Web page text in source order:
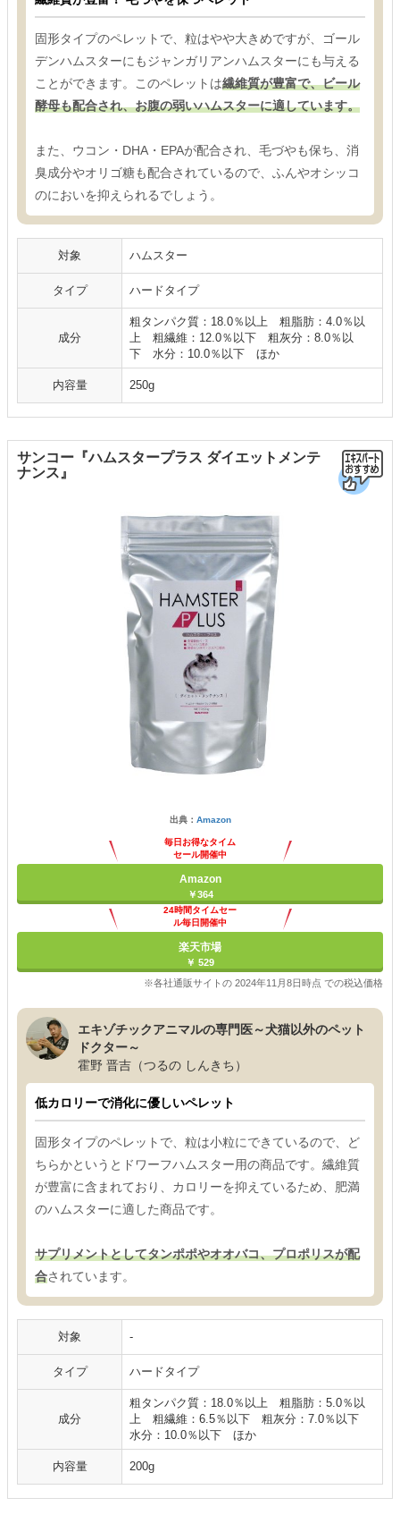
固形タイプのペレットで、粒はやや大きめですが、ゴール
デンハムスターにもジャンガリアンハムスターにも与える
ことができます。このペレットは繊維質が豊富で、ビール
酵母も配合され、お腹の弱いハムスターに適しています。
また、ウコン・DHA・EPAが配合され、毛づやも保ち、消
臭成分やオリゴ糖も配合されているので、ふんやオシッコ
のにおいを抑えられるでしょう。
対象 ハムスター
タイプ ハードタイプ
成分
粗タンパク質：18.0％以上 粗脂肪：4.0％以
上 粗繊維：12.0％以下 粗灰分：8.0％以
下 水分：10.0％以下 ほか
内容量 250g
サンコー『ハムスタープラス ダイエットメンテ
ナンス』
出典： Amazon
毎日お得なタイム
セール開催中
Amazon
￥364
24時間タイムセー
ル毎日開催中
楽天市場
￥ 529
※各社通販サイトの 2024年11月8日時点 での税込価格
エキゾチックアニマルの専門医～犬猫以外のペット
ドクター～
霍野 晋吉（つるの しんきち）
低カロリーで消化に優しいペレット
固形タイプのペレットで、粒は小粒にできているので、ど
ちらかというとドワーフハムスター用の商品です。繊維質
が豊富に含まれており、カロリーを抑えているため、肥満
のハムスターに適した商品です。
サプリメントとしてタンポポやオオバコ、プロポリスが配
合されています。
対象 -
タイプ ハードタイプ
成分
粗タンパク質：18.0％以上 粗脂肪：5.0％以
上 粗繊維：6.5％以下 粗灰分：7.0％以下
水分：10.0％以下 ほか
内容量 200g